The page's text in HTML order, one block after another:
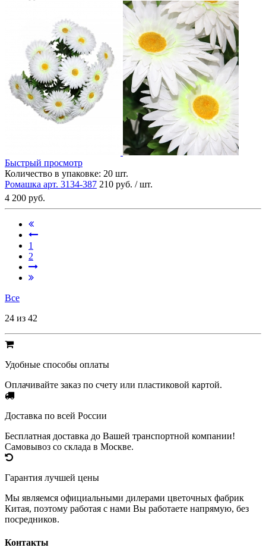
Быстрый просмотр
Количество в упаковке: 20 шт.
Ромашка арт. 3134-387 210 руб. / шт.
4 200 руб.
1
2
Все
24 из 42
Удобные способы оплаты
Оплачивайте заказ по счету или пластиковой картой.
Доставка по всей России
Бесплатная доставка до Вашей транспортной компании!
Самовывоз со склада в Москве.
Гарантия лучшей цены
Мы являемся официальными дилерами цветочных фабрик
Китая, поэтому работая с нами Вы работаете напрямую, без
посредников.
Контакты